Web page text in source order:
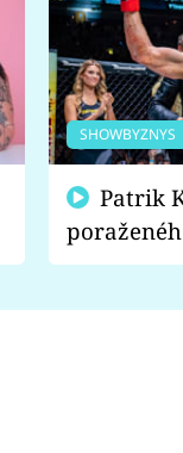
SHOWBYZNYS
fanoušci